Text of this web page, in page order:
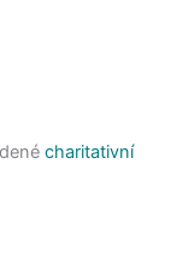
charitativní